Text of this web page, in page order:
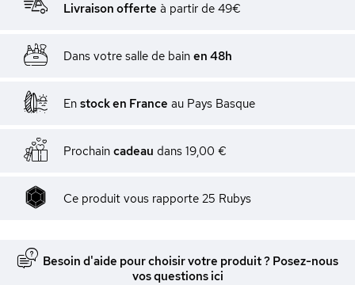
Livraison offerte à partir de 49€
Dans votre salle de bain en 48h
En stock en France au Pays Basque
Prochain cadeau dans 19,00 €
Ce produit vous rapporte 25 Rubys
Besoin d'aide pour choisir votre produit ? Posez-nous
vos questions ici